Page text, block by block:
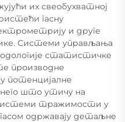
их свеобухватној
гасну
и друге
Системи управљања
статистичке
производне
потенцијалне
што утичу на
тражимости у
одржавају детаљне